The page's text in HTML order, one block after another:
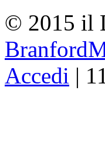
© 2015 il
Accedi |